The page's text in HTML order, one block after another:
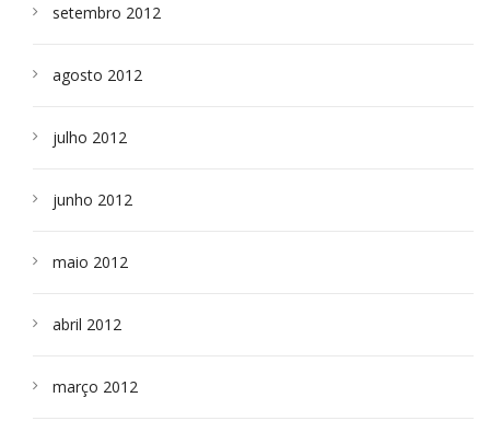
setembro 2012
agosto 2012
julho 2012
junho 2012
maio 2012
abril 2012
março 2012